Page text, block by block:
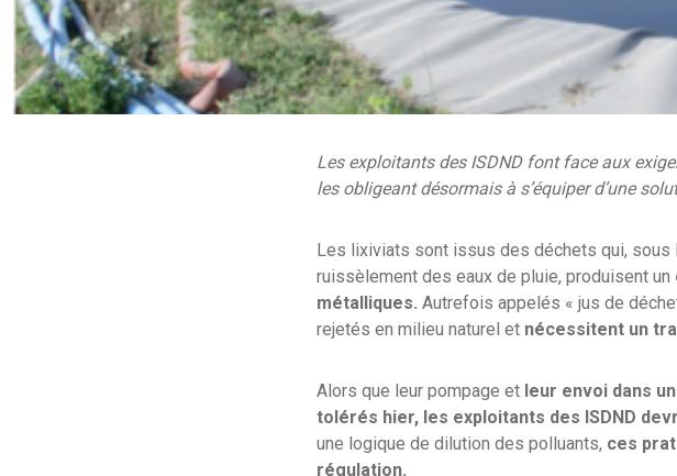
Les exploitants des ISDND font face aux
les obligeant désormais à s’équiper d’une
Les lixiviats sont issus des déchets qui, sous
ruissèlement des eaux de pluie, produisent un
métalliques. Autrefois appelés « jus de
rejetés en milieu naturel et nécessitent un
Alors que leur pompage et leur envoi dans
tolérés hier, les exploitants des ISDND
une logique de dilution des polluants, ces
régulation.